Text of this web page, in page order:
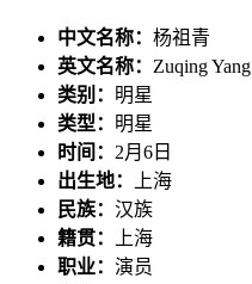
中文名称： 杨祖青
英文名称： Zuqing Yang
类别： 明星
类型： 明星
时间： 2月6日
出生地：
上海
民族： 汉族
籍贯：
上海
职业： 演员